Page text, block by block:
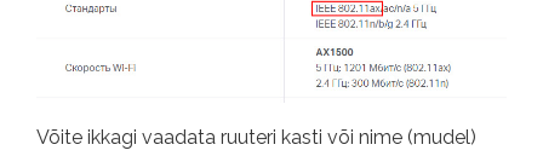
Võite ikkagi vaadata ruuteri kasti või nime (mudel)